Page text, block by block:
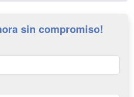
sin compromiso!